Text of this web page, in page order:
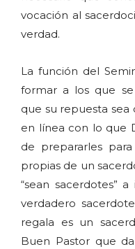
vocación al
verdad.
La función del
formar a los que
que su repuesta
en línea con lo que
de prepararles
propias de un
“sean sacerdotes”
verdadero
regala es un
Buen Pastor que